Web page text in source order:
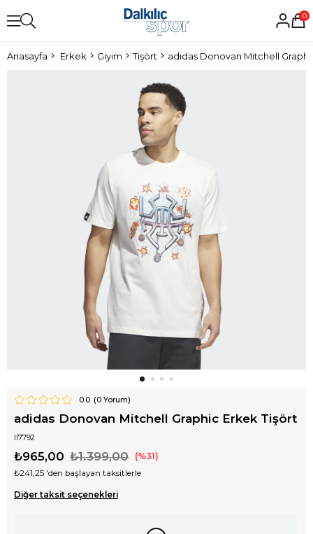
0
Anasayfa Erkek Giyim Tişört adidas Donovan Mitchell
0.0 (0Yorum)
adidas Donovan Mitchell Graphic Erkek Tişört
II7792
₺1.399,00
₺965,00 31
₺241,25 'den başlayan taksitlerle
Diğer taksit seçenekleri